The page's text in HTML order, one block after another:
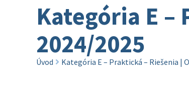
Kategória E –
2024/2025
Úvod Kategória E – Praktická – Riešenia |